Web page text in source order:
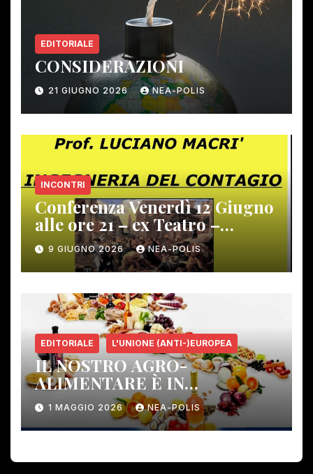
EDITORIALE
CONSIDERAZIONI
21 GIUGNO 2026 NEA-POLIS
INCONTRI
Conferenza Venerdì 12 Giugno
alle ore 21 – ex Teatro –
Gambassi Terme –
9 GIUGNO 2026 NEA-POLIS
EDITORIALE L'UNIONE (ANTI-)EUROPEA
IL NOSTRO AGRO-
ALIMENTARE È IN
PERICOLO!
1 MAGGIO 2026 NEA-POLIS